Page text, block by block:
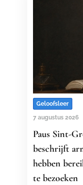
Geloofsleer
7 augustus 2026
Paus Sint-
beschrijft
hebben
te bezoeken